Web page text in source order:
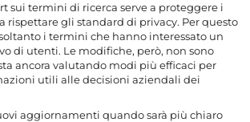
sui termini di ricerca serve a proteggere i
rispettare gli standard di privacy. Per questo
i termini che hanno interessato un
di utenti. Le modifiche, però, non sono
ancora valutando modi più efficaci per
utili alle decisioni aziendali dei
aggiornamenti quando sarà più chiaro